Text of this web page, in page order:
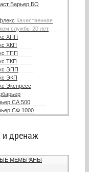
Барьер БО
Качественная
службы 20 лет
ХПП
ХКП
ТПП
ТКП
ЭПП
ЭКП
Экспресс
СА 500
СФ 1000
и дренаж
МЕМБРАНЫ